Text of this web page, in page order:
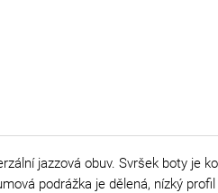
jazzová obuv. Svršek boty je
podrážka je dělená, nízký